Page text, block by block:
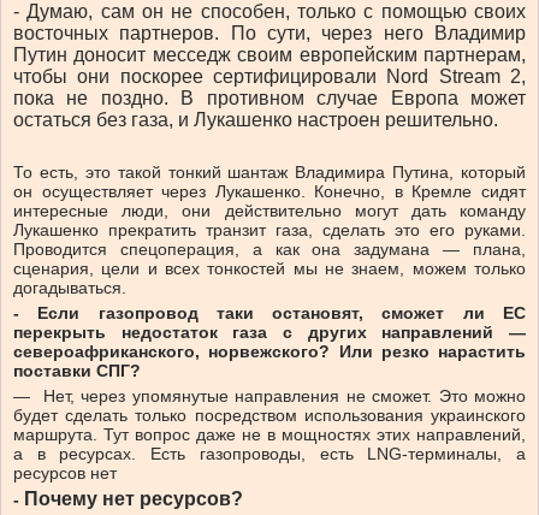
- Думаю, сам он не способен, только с помощью своих
восточных партнеров. По сути, через него Владимир
Путин доносит месседж своим европейским партнерам,
чтобы они поскорее сертифицировали Nord Stream 2,
пока не поздно. В противном случае Европа может
остаться без газа, и Лукашенко настроен решительно.
То есть, это такой тонкий шантаж Владимира Путина, который
он осуществляет через Лукашенко. Конечно, в Кремле сидят
интересные люди, они действительно могут дать команду
Лукашенко прекратить транзит газа, сделать это его руками.
Проводится спецоперация, а как она задумана — плана,
сценария, цели и всех тонкостей мы не знаем, можем только
догадываться.
- Если газопровод таки остановят, сможет ли ЕС
перекрыть недостаток газа с других направлений —
североафриканского, норвежского? Или резко нарастить
поставки СПГ?
— Нет, через упомянутые направления не сможет. Это можно
будет сделать только посредством использования украинского
маршрута. Тут вопрос даже не в мощностях этих направлений,
а в ресурсах. Есть газопроводы, есть LNG-терминалы, а
ресурсов нет
- Почему нет ресурсов?